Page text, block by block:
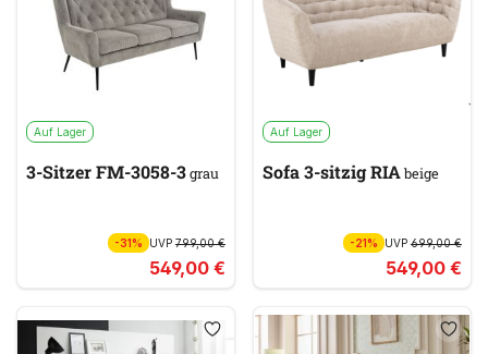
Auf Lager
3-Sitzer FM-3058-3grau
-31% UVP 799,00 €
549,00 €
Auf Lager
Sofa 3-sitzig RIAbeige
-21% UVP699,00 €
549,00 €